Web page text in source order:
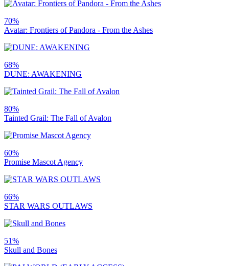
70%
Avatar: Frontiers of Pandora - From the Ashes
68%
DUNE: AWAKENING
80%
Tainted Grail: The Fall of Avalon
60%
Promise Mascot Agency
66%
STAR WARS OUTLAWS
51%
Skull and Bones